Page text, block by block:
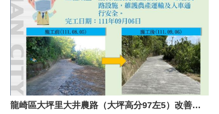
龍崎區大坪里大井農路（大坪高分97左5）改善工程